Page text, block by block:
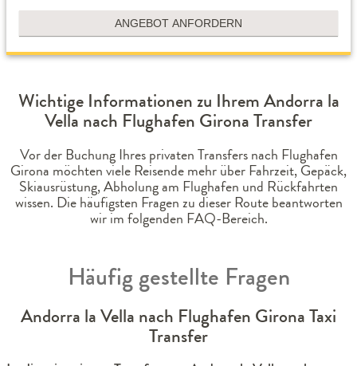
ANGEBOT ANFORDERN
Wichtige Informationen zu Ihrem Andorra la
Vella nach Flughafen Girona Transfer
Vor der Buchung Ihres privaten Transfers nach Flughafen
Girona möchten viele Reisende mehr über Fahrzeit, Gepäck,
Skiausrüstung, Abholung am Flughafen und Rückfahrten
wissen. Die häufigsten Fragen zu dieser Route beantworten
wir im folgenden FAQ-Bereich.
Häufig gestellte Fragen
Andorra la Vella nach Flughafen Girona Taxi
Transfer